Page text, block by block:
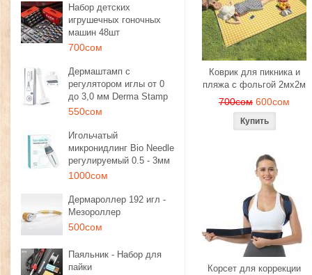
Набор детских
игрушечных гоночных
машин 48шт
700сом
Дермаштамп с
регулятором иглы от 0
до 3,0 мм Derma Stamp
550сом
Игольчатый
микронидлинг Bio Needle
регулируемый 0.5 - 3мм
1000сом
Дермароллер 192 игл -
Мезороллер
500сом
Паяльник - Набор для
пайки
Коврик для пикника и
пляжа с фольгой 2мх2м
700сом 600сом
Корсет для коррекции